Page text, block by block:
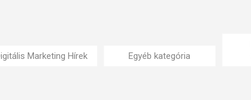
Marketing Hírek Egyéb kategória